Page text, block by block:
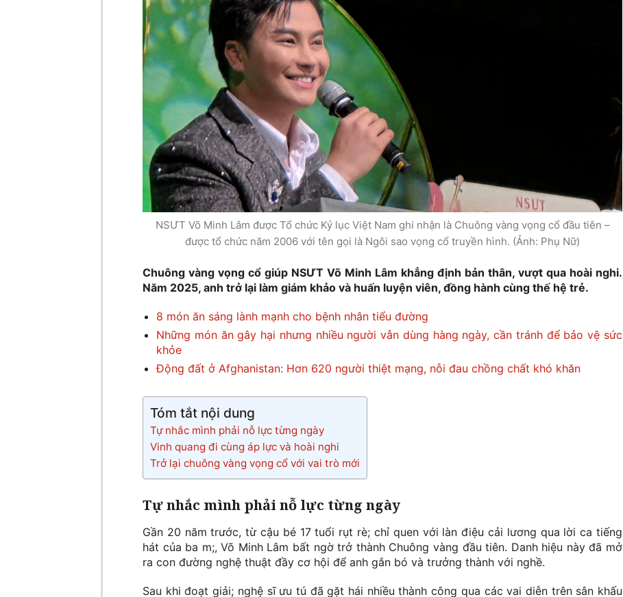
NSƯT Võ Minh Lâm được Tổ chức Kỷ lục Việt Nam ghi nhận là Chuông vàng vọng cổ đầu tiên –
được tổ chức năm 2006 với tên gọi là Ngôi sao vọng cổ truyền hình. (Ảnh: Phụ Nữ)
Chuông vàng vọng cổ giúp NSƯT Võ Minh Lâm khẳng định bản thân, vượt qua hoài nghi.
Năm 2025, anh trở lại làm giám khảo và huấn luyện viên, đồng hành cùng thế hệ trẻ.
8 món ăn sáng lành mạnh cho bệnh nhân tiểu đường
Những món ăn gây hại nhưng nhiều người vẫn dùng hàng ngày, cần tránh để bảo vệ sức
khỏe
Động đất ở Afghanistan: Hơn 620 người thiệt mạng, nỗi đau chồng chất khó khăn
Tóm tắt nội dung
Tự nhắc mình phải nỗ lực từng ngày
Vinh quang đi cùng áp lực và hoài nghi
Trở lại chuông vàng vọng cổ với vai trò mới
Tự nhắc mình phải nỗ lực từng ngày
Gần 20 năm trước, từ cậu bé 17 tuổi rụt rè; chỉ quen với làn điệu cải lương qua lời ca tiếng
hát của ba m;, Võ Minh Lâm bất ngờ trở thành Chuông vàng đầu tiên. Danh hiệu này đã mở
ra con đường nghệ thuật đầy cơ hội để anh gắn bó và trưởng thành với nghề.
Sau khi đoạt giải; nghệ sĩ ưu tú đã gặt hái nhiều thành công qua các vai diễn trên sân khấu